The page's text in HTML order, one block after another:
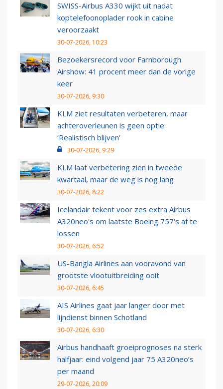
SWISS-Airbus A330 wijkt uit nadat
koptelefoonoplader rook in cabine
veroorzaakt
30-07-2026, 10:23
Bezoekersrecord voor Farnborough
Airshow: 41 procent meer dan de vorige
keer
30-07-2026, 9:30
KLM ziet resultaten verbeteren, maar
achteroverleunen is geen optie:
‘Realistisch blijven’
30-07-2026, 9:29
KLM laat verbetering zien in tweede
kwartaal, maar de weg is nog lang
30-07-2026, 8:22
Icelandair tekent voor zes extra Airbus
A320neo's om laatste Boeing 757's af te
lossen
30-07-2026, 6:52
US-Bangla Airlines aan vooravond van
grootste vlootuitbreiding ooit
30-07-2026, 6:45
AIS Airlines gaat jaar langer door met
lijndienst binnen Schotland
30-07-2026, 6:30
Airbus handhaaft groeiprognoses na sterk
halfjaar: eind volgend jaar 75 A320neo’s
per maand
29-07-2026, 20:09